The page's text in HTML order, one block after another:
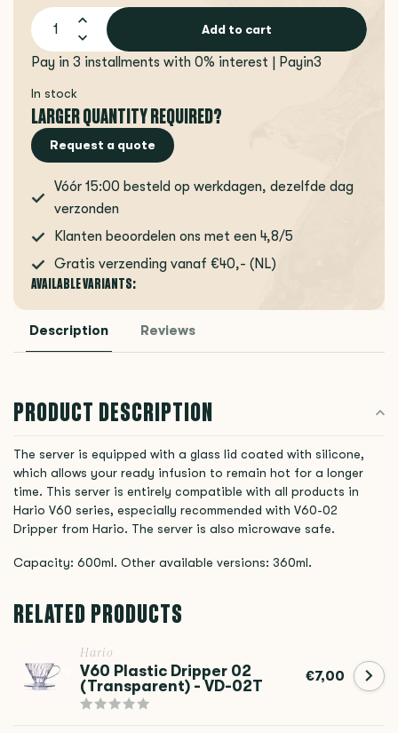
Add to cart
Pay in 3 installments with 0% interest | Payin3
In stock
LARGER QUANTITY REQUIRED?
Request a quote
Vóór 15:00 besteld op werkdagen, dezelfde dag
verzonden
Klanten beoordelen ons met een 4,8/5
Gratis verzending vanaf €40,- (NL)
AVAILABLE VARIANTS:
Description Reviews
PRODUCT DESCRIPTION
The server is equipped with a glass lid coated with silicone,
which allows your ready infusion to remain hot for a longer
time. This server is entirely compatible with all products in
Hario V60 series, especially recommended with V60-02
Dripper from Hario. The server is also microwave safe.
Capacity: 600ml. Other available versions: 360ml.
RELATED PRODUCTS
Hario
V60 Plastic Dripper 02
(Transparent) - VD-02T
€7,00